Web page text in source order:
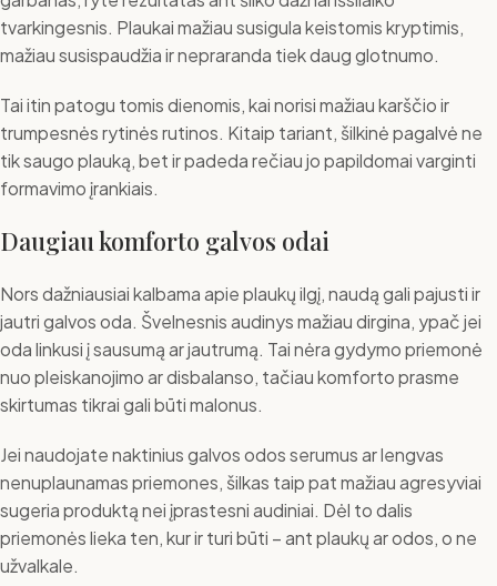
tvarkingesnis. Plaukai mažiau susigula keistomis kryptimis,
mažiau susispaudžia ir nepraranda tiek daug glotnumo.
Tai itin patogu tomis dienomis, kai norisi mažiau karščio ir
trumpesnės rytinės rutinos. Kitaip tariant, šilkinė pagalvė ne
tik saugo plauką, bet ir padeda rečiau jo papildomai varginti
formavimo įrankiais.
Daugiau komforto galvos odai
Nors dažniausiai kalbama apie plaukų ilgį, naudą gali pajusti ir
jautri galvos oda. Švelnesnis audinys mažiau dirgina, ypač jei
oda linkusi į sausumą ar jautrumą. Tai nėra gydymo priemonė
nuo pleiskanojimo ar disbalanso, tačiau komforto prasme
skirtumas tikrai gali būti malonus.
Jei naudojate naktinius galvos odos serumus ar lengvas
nenuplaunamas priemones, šilkas taip pat mažiau agresyviai
sugeria produktą nei įprastesni audiniai. Dėl to dalis
priemonės lieka ten, kur ir turi būti – ant plaukų ar odos, o ne
užvalkale.